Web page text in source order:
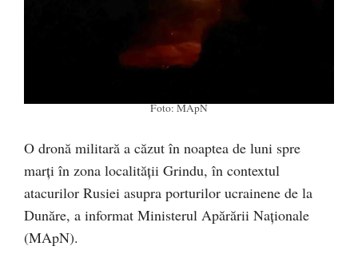
Foto: MApN
O dronă militară a căzut în noaptea de luni spre
marți în zona localității Grindu, în contextul
atacurilor Rusiei asupra porturilor ucrainene de la
Dunăre, a informat Ministerul Apărării Naționale
(MApN).